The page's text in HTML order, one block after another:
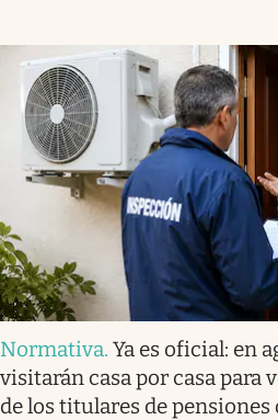
Normativa. Ya es oficial: en
visitarán casa por casa para
de los titulares de pensiones